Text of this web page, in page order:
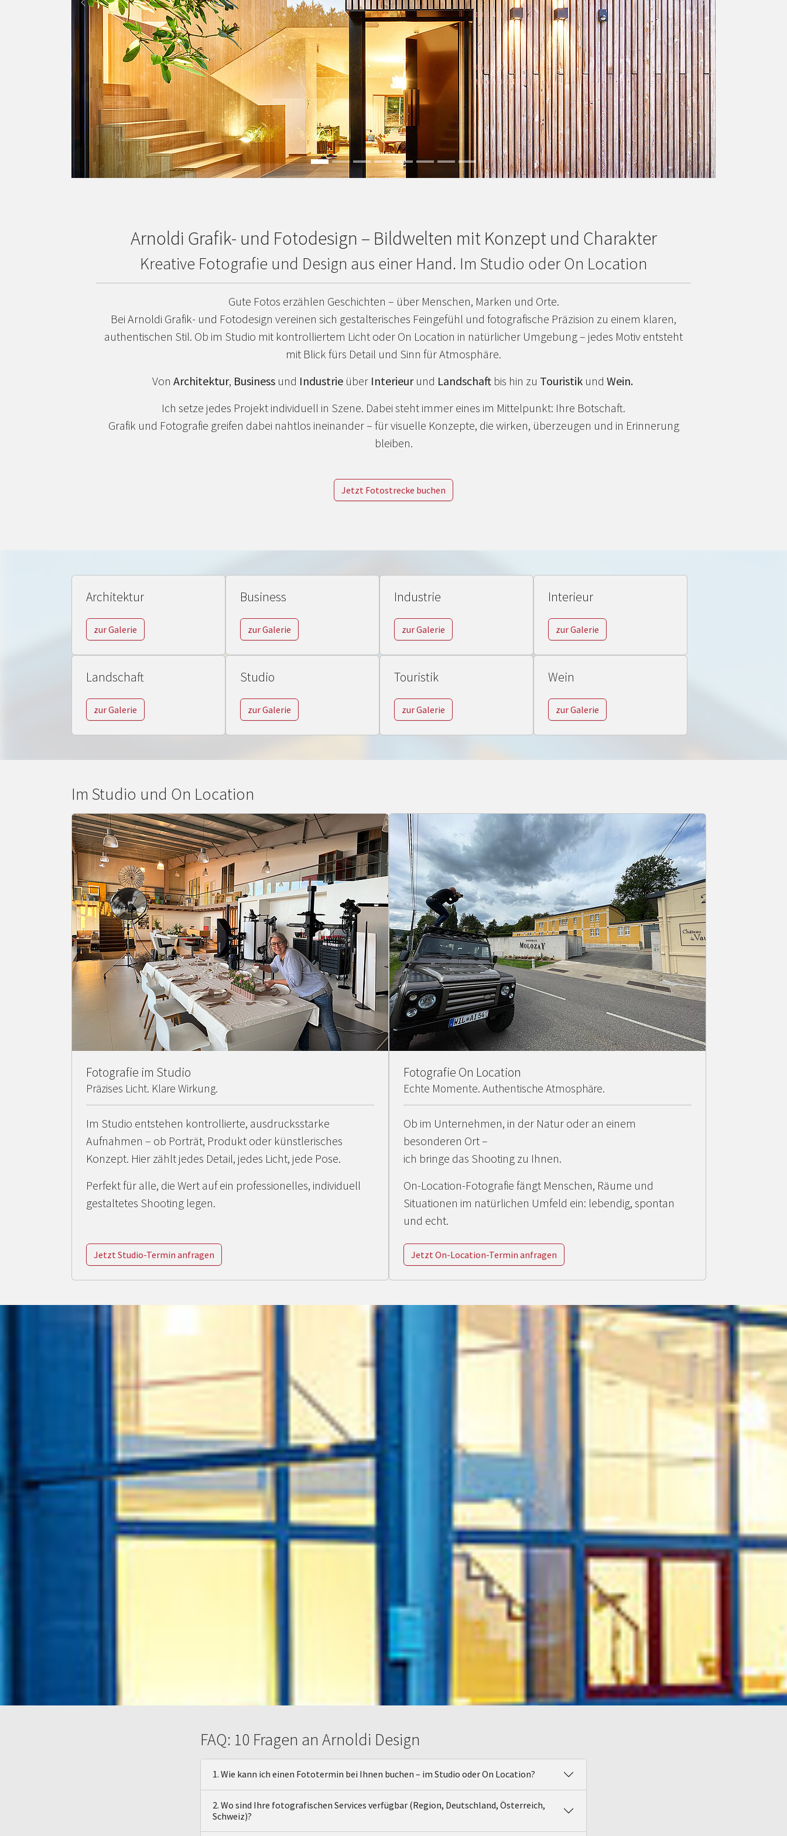
InterieurLandschaftStudioTouristikWein
Previous Next
Arnoldi Grafik- und Fotodesign – Bildwelten mit Konzept und Charakter
Kreative Fotografie und Design aus einer Hand. Im Studio oder On Location
Gute Fotos erzählen Geschichten – über Menschen, Marken und Orte.
Bei Arnoldi Grafik- und Fotodesign vereinen sich gestalterisches Feingefühl und fotografische Präzision zu einem klaren,
authentischen Stil. Ob im Studio mit kontrolliertem Licht oder On Location in natürlicher Umgebung – jedes Motiv entsteht
mit Blick fürs Detail und Sinn für Atmosphäre.
Von Architektur, Businessund Industrieüber Interieurund Landschaftbis hin zu Touristikund Wein.
Ich setze jedes Projekt individuell in Szene. Dabei steht immer eines im Mittelpunkt: Ihre Botschaft.
Grafik und Fotografie greifen dabei nahtlos ineinander – für visuelle Konzepte, die wirken, überzeugen und in Erinnerung
bleiben.
Jetzt Fotostrecke buchen
Architektur
zur Galerie
Business
zur Galerie
Industrie
zur Galerie
Interieur
zur Galerie
Landschaft
zur Galerie
Studio
zur Galerie
Touristik
zur Galerie
Wein
zur Galerie
Im Studio und On Location
Fotografie im Studio
Präzises Licht. Klare Wirkung.
Im Studio entstehen kontrollierte, ausdrucksstarke
Aufnahmen – ob Porträt, Produkt oder künstlerisches
Konzept. Hier zählt jedes Detail, jedes Licht, jede Pose.
Perfekt für alle, die Wert auf ein professionelles, individuell
gestaltetes Shooting legen.
Jetzt Studio-Termin anfragen
Fotografie On Location
Echte Momente. Authentische Atmosphäre.
Ob im Unternehmen, in der Natur oder an einem
besonderen Ort –
ich bringe das Shooting zu Ihnen.
On-Location-Fotografie fängt Menschen, Räume und
Situationen im natürlichen Umfeld ein: lebendig, spontan
und echt.
Jetzt On-Location-Termin anfragen
FAQ: 10 Fragen an Arnoldi Design
1. Wie kann ich einen Fototermin bei Ihnen buchen – im Studio oder On Location?
2. Wo sind Ihre fotografischen Services verfügbar (Region, Deutschland, Österreich,
Schweiz)?